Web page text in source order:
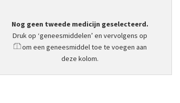
Nog geen tweede medicijn geselecteerd.
Druk op ‘geneesmiddelen’ en vervolgens op
om een geneesmiddel toe te voegen aan
deze kolom.